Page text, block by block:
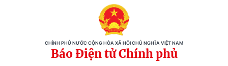
CHÍNH PHỦ NƯỚC CỘNG HÒA XÃ HỘI CHỦ NGHĨA VIỆT NAM
Báo Điện tử Chính phủ